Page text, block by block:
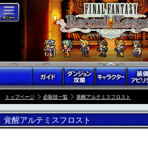
トップページ 必殺技一覧 覚醒アルテミスフロスト
覚醒アルテミスフロスト